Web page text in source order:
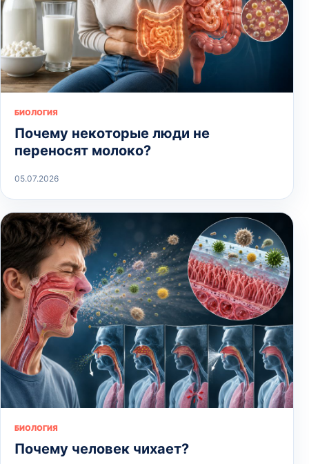
БИОЛОГИЯ
Почему некоторые люди не
переносят молоко?
05.07.2026
БИОЛОГИЯ
Почему человек чихает?